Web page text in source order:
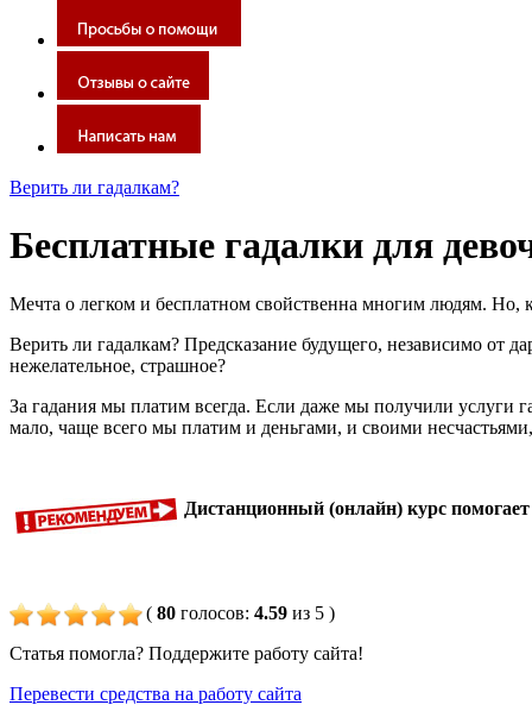
Верить ли гадалкам?
Бесплатные гадалки для
Мечта о легком и бесплатном свойственна многим людям. Но,
Верить ли гадалкам? Предсказание будущего, независимо от
нежелательное, страшное?
За гадания мы платим всегда. Если даже мы получили услуги
мало, чаще всего мы платим и деньгами, и своими
Дистанционный (онлайн) курс
( 80 голосов: 4.59 из 5 )
Статья помогла? Поддержите работу сайта!
Перевести средства на работу сайта